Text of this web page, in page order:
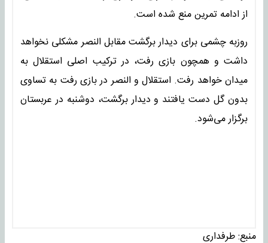
از ادامه تمرین منع شده است.
روزبه چشمی برای دیدار برگشت مقابل النصر مشکلی نخواهد
داشت و همچون بازی رفت، در ترکیب اصلی استقلال به
میدان خواهد رفت. استقلال و النصر در بازی رفت به تساوی
بدون گل دست یافتند و دیدار برگشت، دوشنبه در عربستان
برگزار می‌شود.
منبع:طرفداری